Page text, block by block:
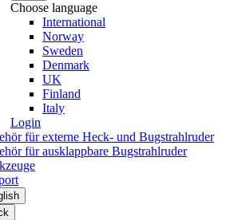
Choose language
International
Norway
Sweden
Denmark
UK
Finland
Italy
Login
für externe Heck- und Bugstrahlruder
für ausklappbare Bugstrahlruder